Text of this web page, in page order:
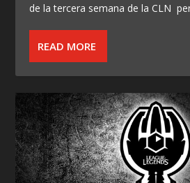
de la tercera semana de la CLN
READ MORE